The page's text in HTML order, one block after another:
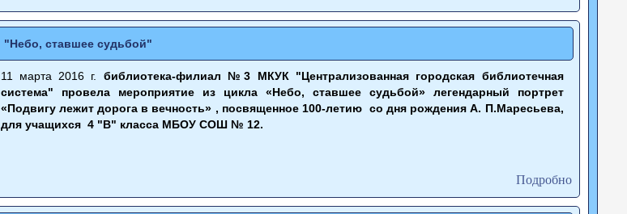
"Небо, ставшее судьбой"
11 марта 2016 г. библиотека-филиал №3 МКУК "Централизованная городская библиотечная
система" провела мероприятие из цикла «Небо, ставшее судьбой» легендарный портрет
«Подвигу лежит дорога в вечность» , посвященное 100-летию со дня рождения А. П.Маресьева,
для учащихся 4 "В" класса МБОУ СОШ № 12.
Подробно